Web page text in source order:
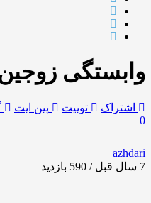
وابستگی
اشتراک توییت پین ایت
0
azhdari
7 سال قبل / 590
بازدید